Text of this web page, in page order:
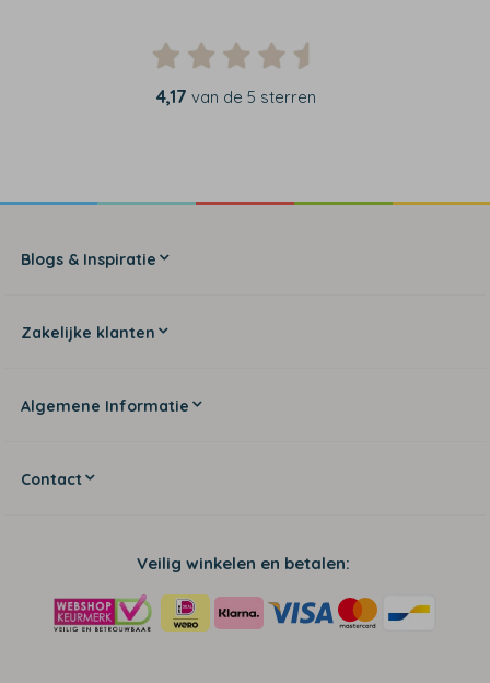
4,17 van de 5 sterren
Blogs & Inspiratie
Zakelijke klanten
Algemene Informatie
Contact
Veilig winkelen en betalen: